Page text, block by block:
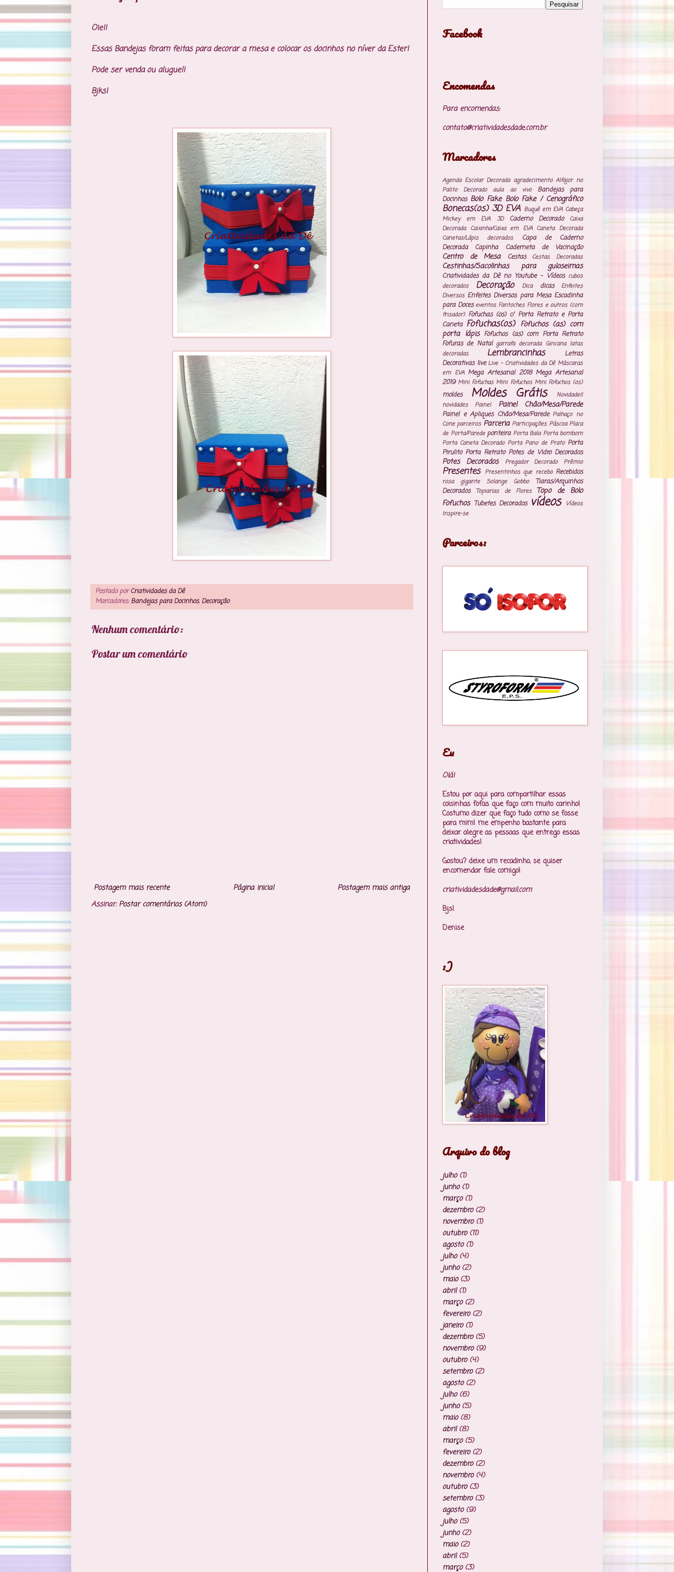
Oie!!
Essas Bandejas foram feitas para decorar a mesa e colocar os docinhos no níver da Ester!
Pode ser venda ou aluguel!
Bjks!
Postado porCriatividades da Dê
Marcadores: Bandejas para Docinhos, Decoração
Nenhum comentário:
Postar um comentário
Postagem mais recente Postagem mais antiga
Página inicial
Assinar:Postar comentários (Atom)
Facebook
Encomendas
Para encomendas:
contato@criatividadesdade.com.br
Marcadores
Agenda Escolar Decorada agradecimento Alfajor no
Palito Decorado
aula ao vivo
Bandejas para
Docinhos Bolo Fake Bolo Fake / Cenográfico
Bonecas(os) 3D EVA Buquê em EVA Cabeça
Mickey em EVA 3D
Caderno Decorado
Caixa
Decorada Caixinha/Caixa em EVA Caneta Decorada
Canetas/Lápis decorados
Capa de Caderno
Decorada
Capinha Caderneta de Vacinação
Centro de Mesa Cestas Cestas Decoradas
Cestinhas/Sacolinhas para guloseimas
Criatividades da Dê no Youtube - Vídeos cubos
decorados
Decoração Dica dicas
Enfeites
Diversos Enfeites Diversos para Mesa Escadinha
para Doces eventos Fantoches Flores e outros (com
frisador) Fofuchas (os) c/ Porta Retrato e Porta
Caneta Fofuchas(os) Fofuchos (as) com
porta lápis Fofuchos (as) com Porta Retrato
Fofuras de Natal garrafa decorada Gincana latas
decoradas
Lembrancinhas
Letras
Decorativas live Live - Criatividades da Dê Máscaras
em EVA Mega Artesanal 2018 Mega Artesanal
2019 Mini Fofuchas Mini Fofuchos Mini Fofuchos (os)
moldes Moldes Grátis
Novidade!!
novidades
Painel Painel Chão/Mesa/Parede
Painel e Apliques Chão/Mesa/Parede Palhaço no
Cone parceiros Parceria Participações Páscoa Placa
de Porta/Parede ponteira Porta Bala Porta bombom
Porta Caneta Decorado Porta Pano de Prato Porta
Pirulito Porta Retrato Potes de Vidro Decorados
Potes Decorados Pregador Decorado Prêmio
Presentes Presentinhos que recebo Recebidos
rosa gigante Solange Gobbo
Tiaras/Arquinhos
Decorados
Topiarias de Flores
Topo de Bolo
Fofuchos Tubetes Decorados vídeos
Vídeos
Inspire-se
Parceiros:
Eu
Olá!
Estou por aqui para compartilhar essas
coisinhas fofas que faço com muito carinho!
Costumo dizer que faço tudo como se fosse
para mim! me empenho bastante para
deixar alegre as pessoas que entrego essas
criatividades!
Gostou? deixe um recadinho, se quiser
encomendar fale comigo!
criatividadesdade@gmail.com
Bjs!
Denise
:)
Arquivo do blog
julho(1)
junho(1)
março(1)
dezembro(2)
novembro(1)
outubro(11)
agosto(1)
julho(4)
junho(2)
maio(3)
abril(1)
março(2)
fevereiro(2)
janeiro(1)
dezembro(5)
novembro(9)
outubro(4)
setembro(2)
agosto(2)
julho(6)
junho(5)
maio(8)
abril(8)
março(5)
fevereiro(2)
dezembro(2)
novembro(4)
outubro(3)
setembro(3)
agosto(9)
julho(5)
junho(2)
maio(2)
abril(5)
março(3)